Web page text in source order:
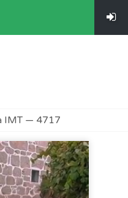
IMT — 4717